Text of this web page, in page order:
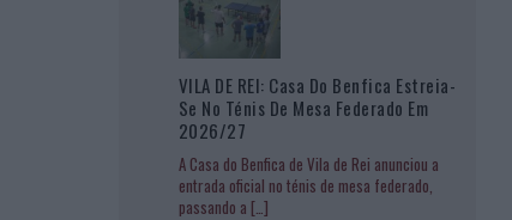
VILA DE REI: Casa Do Benfica Estreia-
Se No Ténis De Mesa Federado Em
2026/27
A Casa do Benfica de Vila de Rei anunciou a
entrada oficial no ténis de mesa federado,
passando a […]